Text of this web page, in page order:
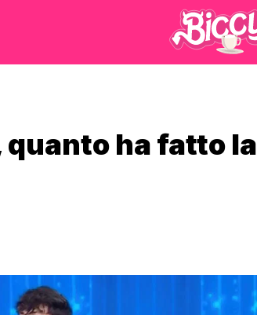
ha fatto la